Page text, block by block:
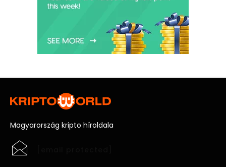
Magyarország kripto híroldala